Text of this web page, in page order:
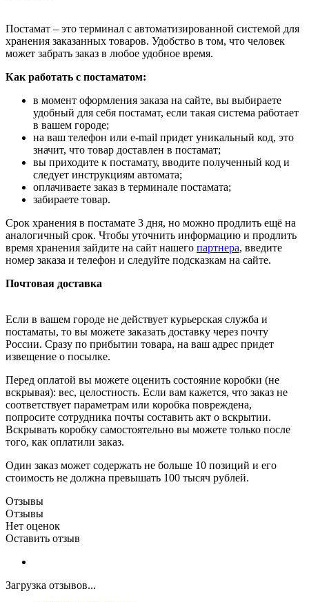
Постамат – это терминал с автоматизированной системой для
хранения заказанных товаров. Удобство в том, что человек
может забрать заказ в любое удобное время.
Как работать с постаматом:
в момент оформления заказа на сайте, вы выбираете
удобный для себя постамат, если такая система работает
в вашем городе;
на ваш телефон или e-mail придет уникальный код, это
значит, что товар доставлен в постамат;
вы приходите к постамату, вводите полученный код и
следует инструкциям автомата;
оплачиваете заказ в терминале постамата;
забираете товар.
Срок хранения в постамате 3 дня, но можно продлить ещё на
аналогичный срок. Чтобы уточнить информацию и продлить
время хранения зайдите на сайт нашего партнера, введите
номер заказа и телефон и следуйте подсказкам на сайте.
Почтовая доставка
Если в вашем городе не действует курьерская служба и
постаматы, то вы можете заказать доставку через почту
России. Сразу по прибытии товара, на ваш адрес придет
извещение о посылке.
Перед оплатой вы можете оценить состояние коробки (не
вскрывая): вес, целостность. Если вам кажется, что заказ не
соответствует параметрам или коробка повреждена,
попросите сотрудника почты составить акт о вскрытии.
Вскрывать коробку самостоятельно вы можете только после
того, как оплатили заказ.
Один заказ может содержать не больше 10 позиций и его
стоимость не должна превышать 100 тысяч рублей.
Отзывы
Отзывы
Нет оценок
Оставить отзыв
Загрузка отзывов...